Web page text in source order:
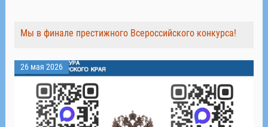
Мы в финале престижного Всероссийского конкурса!
26 мая 2026